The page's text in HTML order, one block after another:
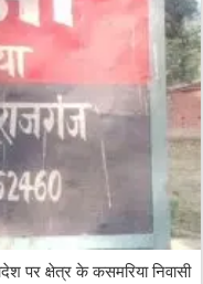
पर क्षेत्र के कसमरिया निवासी